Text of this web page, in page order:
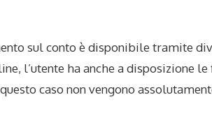
sul conto è disponibile tramite
l’utente ha anche a disposizione
caso non vengono